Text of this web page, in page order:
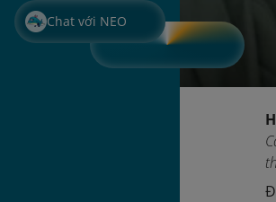
Chat với NEO